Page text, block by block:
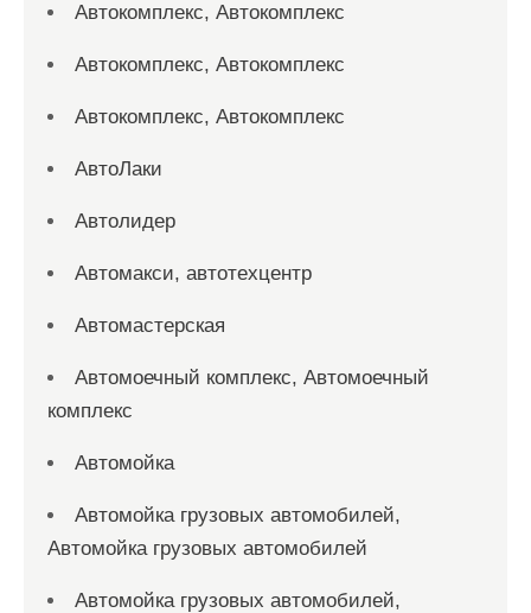
Автокомплекс, Автокомплекс
Автокомплекс, Автокомплекс
Автокомплекс, Автокомплекс
АвтоЛаки
Автолидер
Автомакси, автотехцентр
Автомастерская
Автомоечный комплекс, Автомоечный
комплекс
Автомойка
Автомойка грузовых автомобилей,
Автомойка грузовых автомобилей
Автомойка грузовых автомобилей,